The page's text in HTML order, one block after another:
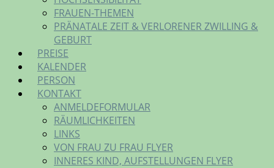
FRAUEN-THEMEN
PRÄNATALE ZEIT & VERLORENER ZWILLING &
GEBURT
PREISE
KALENDER
PERSON
KONTAKT
ANMELDEFORMULAR
RÄUMLICHKEITEN
LINKS
VON FRAU ZU FRAU FLYER
INNERES KIND, AUFSTELLUNGEN FLYER